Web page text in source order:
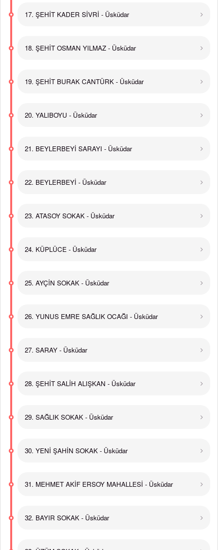
17. ŞEHİT KADER SİVRİ - Üsküdar
18. ŞEHİT OSMAN YILMAZ - Üsküdar
19. ŞEHİT BURAK CANTÜRK - Üsküdar
20. YALIBOYU - Üsküdar
21. BEYLERBEYİ SARAYI - Üsküdar
22. BEYLERBEYİ - Üsküdar
23. ATASOY SOKAK - Üsküdar
24. KÜPLÜCE - Üsküdar
25. AYÇİN SOKAK - Üsküdar
26. YUNUS EMRE SAĞLIK OCAĞI - Üsküdar
27. SARAY - Üsküdar
28. ŞEHİT SALİH ALIŞKAN - Üsküdar
29. SAĞLIK SOKAK - Üsküdar
30. YENİ ŞAHİN SOKAK - Üsküdar
31. MEHMET AKİF ERSOY MAHALLESİ - Üsküdar
32. BAYIR SOKAK - Üsküdar